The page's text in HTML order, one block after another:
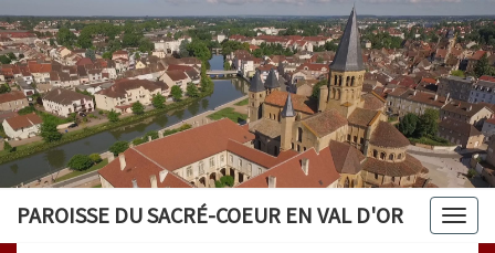
PAROISSE DU SACRÉ-COEUR EN VAL D'OR